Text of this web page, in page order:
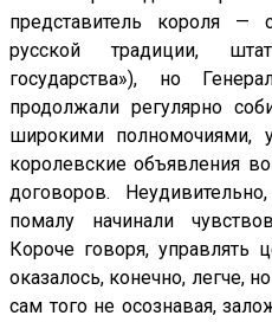
представитель короля —
русской традиции,
государства»), но
продолжали регулярно
широкими полномочиями,
королевские объявления
договоров.
помалу начинали
Короче говоря, управлять
оказалось, конечно, легче,
сам того не осознавая,